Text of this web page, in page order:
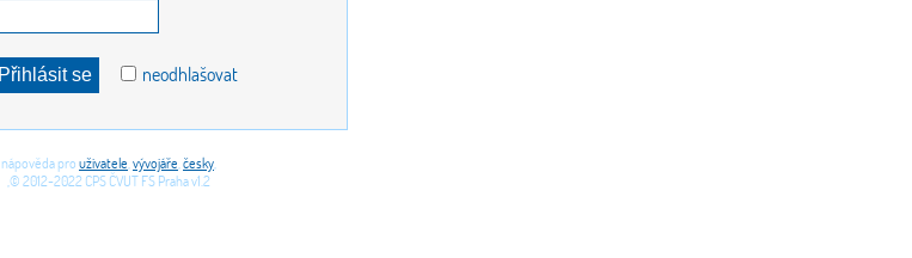
neodhlašovat
nápověda pro uživatele vývojáře česky
,© 2012-2022 CPS ČVUT FS Praha v1.2